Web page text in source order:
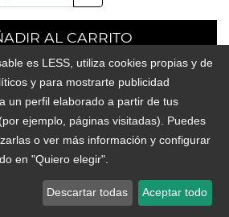
AL CARRITO
Add to Wishlist
es LESS, utiliza cookies propias y de
y para mostrarte publicidad
un perfil elaborado a partir de tus
ejemplo, páginas visitadas). Puedes
o ver más información y configurar
en "Quiero elegir".
Descartar todas Aceptar todo